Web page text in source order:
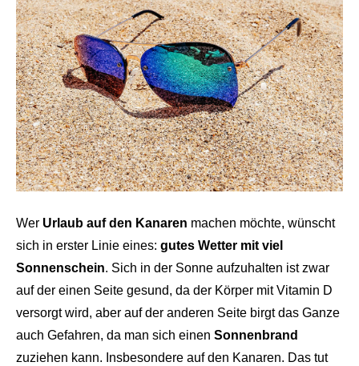
Wer Urlaub auf den Kanaren machen möchte, wünscht
sich in erster Linie eines: gutes Wetter mit viel
Sonnenschein. Sich in der Sonne aufzuhalten ist zwar
auf der einen Seite gesund, da der Körper mit Vitamin D
versorgt wird, aber auf der anderen Seite birgt das Ganze
auch Gefahren, da man sich einen Sonnenbrand
zuziehen kann. Insbesondere auf den Kanaren. Das tut